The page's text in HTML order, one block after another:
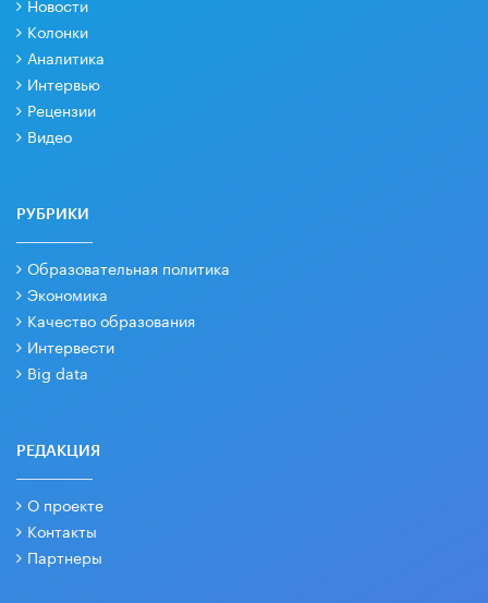
Колонки
Аналитика
Интервью
Рецензии
Видео
РУБРИКИ
Образовательная политика
Экономика
Качество образования
Интервести
Big data
РЕДАКЦИЯ
О проекте
Контакты
Партнеры